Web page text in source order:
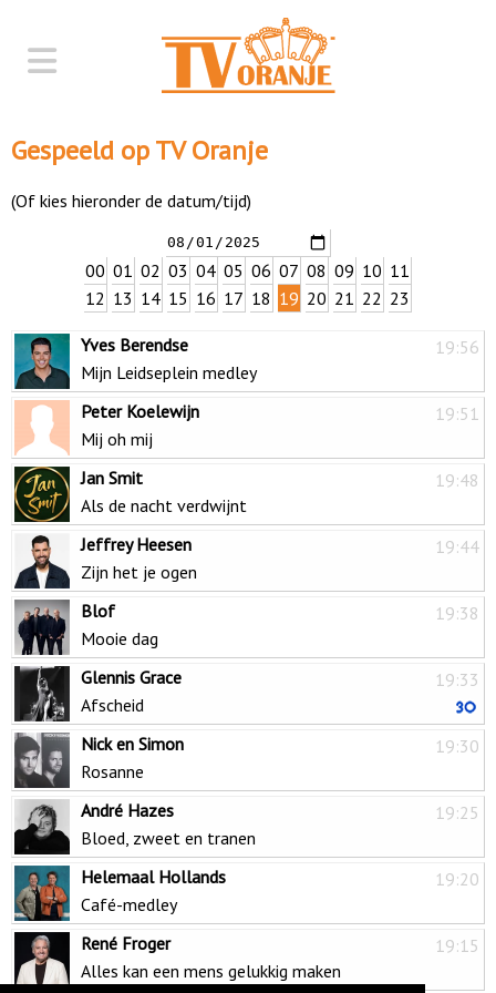
Gespeeld op TV Oranje
(Of kies hieronder de datum/tijd)
00 01 02 03 04 05 06 07 08 09 10 11
12 13 14 15 16 17 18 19 20 21 22 23
19:56
Yves Berendse
Mijn Leidseplein medley
19:51
Peter Koelewijn
Mij oh mij
19:48
Jan Smit
Als de nacht verdwijnt
19:44
Jeffrey Heesen
Zijn het je ogen
19:38
Blof
Mooie dag
19:33
Glennis Grace
Afscheid
19:30
Nick en Simon
Rosanne
19:25
André Hazes
Bloed, zweet en tranen
19:20
Helemaal Hollands
Café-medley
19:15
René Froger
Alles kan een mens gelukkig maken